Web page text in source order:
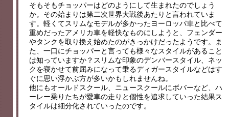
そもそもチョッパーはどのようにして生まれたのでしょう
か。その始まりは第二次世界大戦後あたりと言われていま
す。軽くてスリムなモデルが多かったヨーロッパ車と比べて
重めだったアメリカ車を軽快なものにしようと、フェンダー
やタンクを取り換え始めたのがきっかけだったようです。ま
た、一口にチョッパーと言っても様々なスタイルがあること
は知っていますか？スリムな印象のデンバースタイル、ネッ
クを寝かせて前屈みになって乗るディガースタイルなどはす
ぐに思い浮かぶ方が多いかもしれませんね。
他にもオールドスクール、ニュースクールにボバーなど、ハ
ーレー乗りたちが愛車の走りと個性を追求していった結果ス
タイルは細分化されていったのです。